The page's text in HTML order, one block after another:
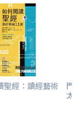
於智慧文學；講論
和經驗中提煉出來的
；發言者是深具權威
人生智慧。
式，包括平行對稱
非群體生活；專注於
敬拜或儀式。
聖經：讀經藝術 門
太